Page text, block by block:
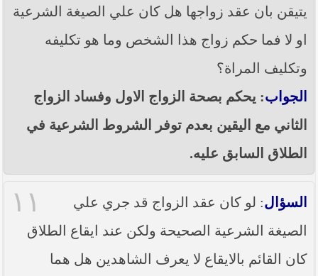
يتيقن بان عقد زواجها هل كان علي الصيغة الشرعية
او لا فما حكم زواج هذا الشخص وما هو تكليفه
وتكليف المراة؟
الجواب: يحكم بصحة الزواج الاول وفساد الزواج
الثاني مع اليقين بعدم توفر الشروط الشرعية في
الطلاق السابق عليه.
١١ السؤال: لو كان عقد الزواج قد جري علي
الصيغة الشرعية الصحيحة ولكن عند ايقاع الطلاق
كان القائم بالايقاع لا يعرف الشاهدين هل هما